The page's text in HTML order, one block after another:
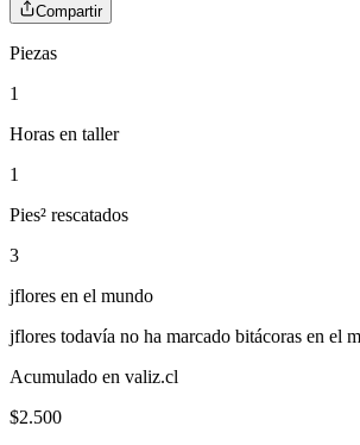
Compartir
Piezas
1
Horas en taller
1
Pies² rescatados
3
jflores en el mundo
jflores todavía no ha marcado bitácoras en el
Acumulado en valiz.cl
$2.500